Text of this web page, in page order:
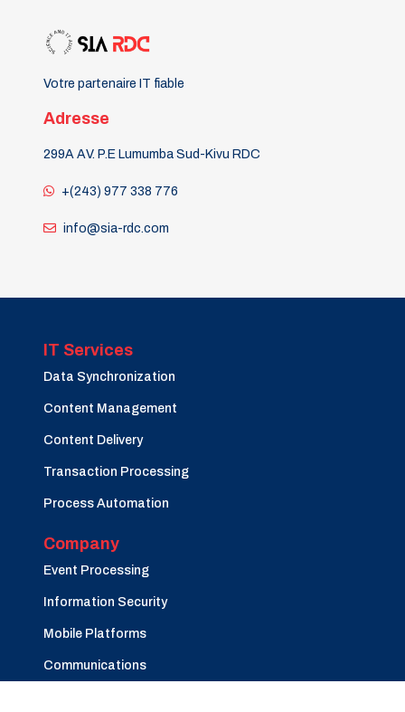
Votre partenaire IT fiable
Adresse
299A AV. P.E Lumumba Sud-Kivu RDC
+(243) 977 338 776
info@sia-rdc.com
IT Services
Data Synchronization
Content Management
Content Delivery
Transaction Processing
Process Automation
Company
Event Processing
Information Security
Mobile Platforms
Communications